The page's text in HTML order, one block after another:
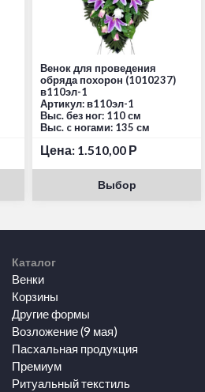
Венок для проведения
обряда похорон (1010237)
в110эл-1
Артикул: в110эл-1
Выс. без ног: 110 см
Выс. c ногами: 135 см
Цена: 1.510,00 Р
Выбор
Каталог
Венки
Корзины
Другие формы
Возложение (9 мая)
Пасхальная продукция
Премиум
Ритуальный текстиль